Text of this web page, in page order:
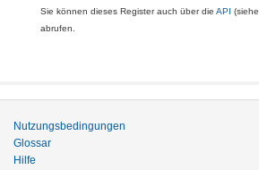
Sie können dieses Register auch über die API (siehe
abrufen.
Nutzungsbedingungen
Glossar
Hilfe